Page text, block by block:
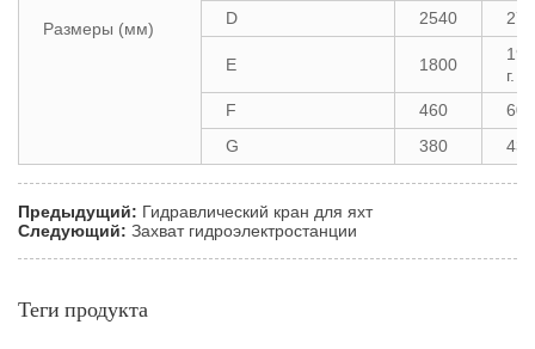
Размеры (мм)
D
2540
E 1800
г.
F
460
600
G
380 430
Предыдущий: Гидравлический кран для яхт
Следующий: Захват гидроэлектростанции
Теги продукта